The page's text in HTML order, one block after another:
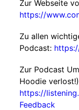
Zur Webseite
https://
Zu allen
Podcast:
Zur Podcast
Hoodie
https://
Feedback